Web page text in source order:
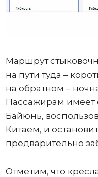
Маршрут
на пути туда –
на обратном –
Пассажирам имеет
Байюнь,
Китаем, и
предварительно
Отметим, что